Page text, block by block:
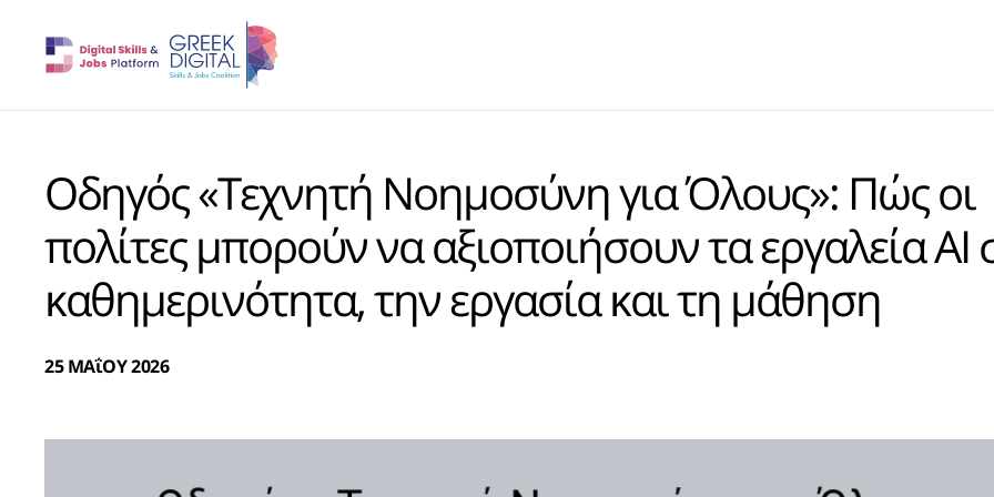
Οδηγός «Τεχνητή Νοημοσύνη για Όλους»: Πώς οι
πολίτες μπορούν να αξιοποιήσουν τα εργαλεία AI
καθημερινότητα, την εργασία και τη μάθηση
25 ΜΑΐΟΥ 2026